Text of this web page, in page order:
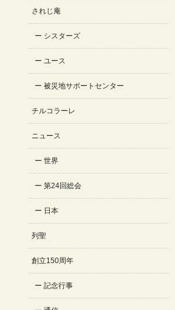
されじ庵
シスターズ
ユース
被災地サポートセンター
チルコラーレ
ニュース
世界
第24回総会
日本
列聖
創立150周年
記念行事